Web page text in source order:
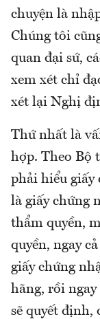
chuyện là
Chúng tôi
quan đại sứ,
xem xét chỉ
xét lại Nghị
Thứ nhất là
hợp. Theo Bộ
phải hiểu giấy
là giấy chứng
thẩm quyền,
quyền, ngay
giấy chứng
hãng, rồi
sẽ quyết định,